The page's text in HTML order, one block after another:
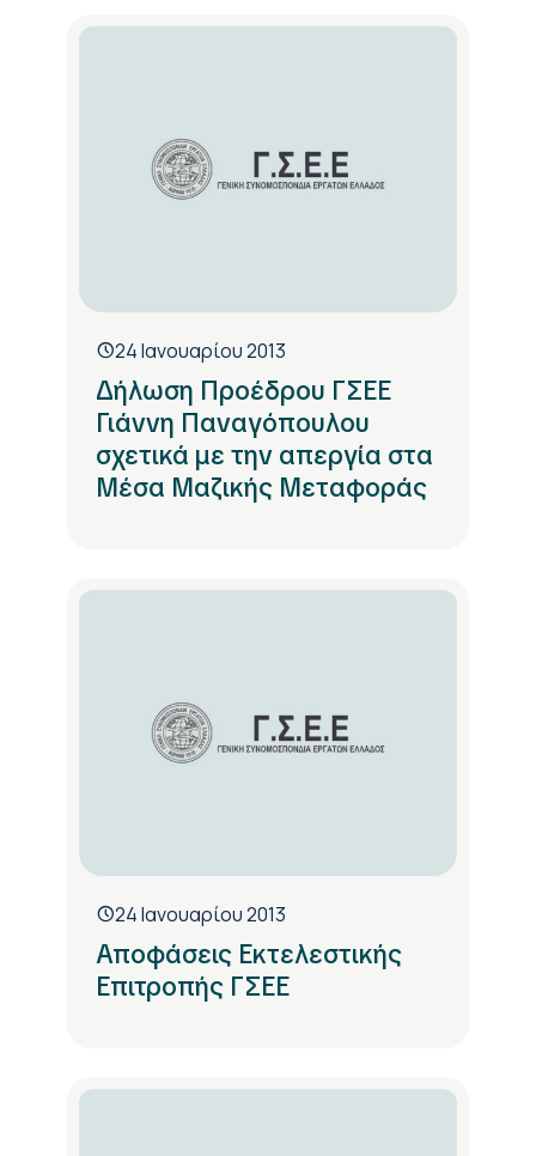
24 Ιανουαρίου 2013
Δήλωση Προέδρου ΓΣΕΕ
Γιάννη Παναγόπουλου
σχετικά με την απεργία στα
Μέσα Μαζικής Μεταφοράς
24 Ιανουαρίου 2013
Αποφάσεις Εκτελεστικής
Επιτροπής ΓΣΕΕ